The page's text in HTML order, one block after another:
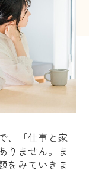
、「仕事と家
りません。ま
をみていきま